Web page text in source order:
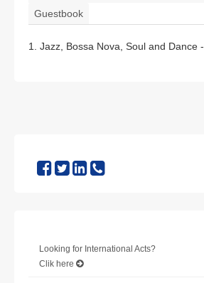
Guestbook
1. Jazz, Bossa Nova, Soul and Dance -
Looking for International Acts?
Clik here